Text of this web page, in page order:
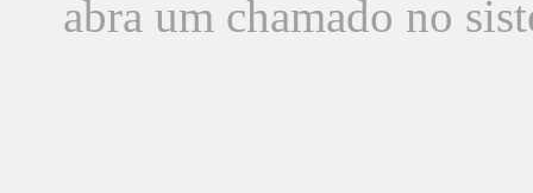
abra um chamado no